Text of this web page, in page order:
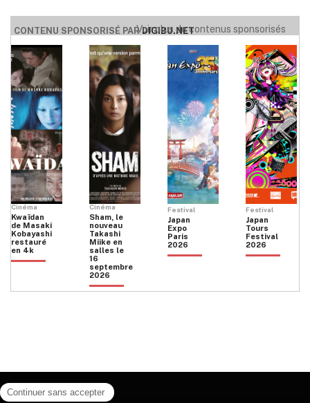
CONTENU SPONSORISÉ PARDIGIBU.NET
Voir plus de contenus sponsorisés
Cinéma
Kwaïdan
de Masaki
Kobayashi
restauré
en 4k
Cinéma
Sham, le
nouveau
Takashi
Miike en
salles le
16
septembre
2026
Festival
Japan
Expo
Paris
2026
Festival
Japan
Tours
Festival
2026